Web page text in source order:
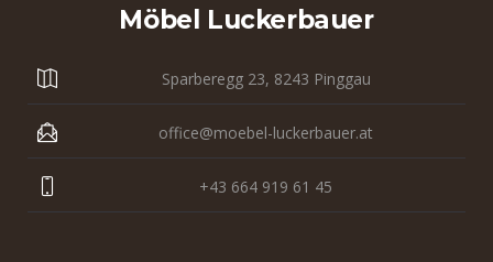
Möbel Luckerbauer
Sparberegg 23, 8243 Pinggau
office@moebel-luckerbauer.at
+43 664 919 61 45